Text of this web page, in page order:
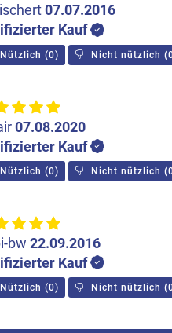
07.07.2016
Kauf
Nützlich (0) Nicht nützlich (
07.08.2020
Kauf
Nützlich (0) Nicht nützlich (
bw 22.09.2016
Kauf
Nützlich (0) Nicht nützlich (